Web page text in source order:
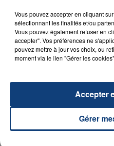
20 juillet 2026
UNE ADOLESCENTE
OPÉRER DE LA
La famille a porté plainte
excuses.
TITRES DIFFUSÉS
Vous pouvez accepter en cliquant
sélectionnant les finalités et/ou
Vous pouvez également refuser en
accepter". Vos préférences ne
pouvez mettre à jour vos choix, ou
moment via le lien "Gérer les
Gérer
Accepter